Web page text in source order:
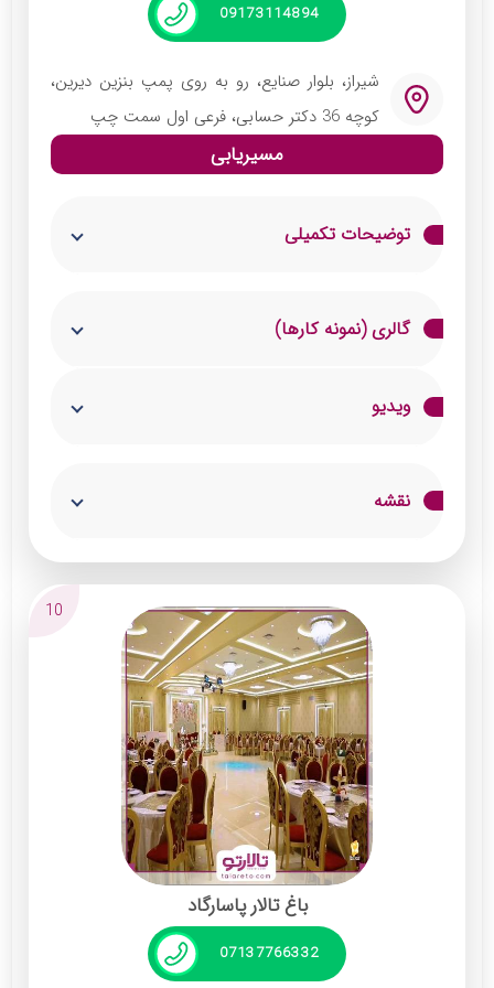
09173114894
شیراز، بلوار صنایع، رو به روی پمپ بنزین دیرین،
کوچه 36 دکتر حسابی، فرعی اول سمت چپ
مسیریابی
توضیحات تکمیلی
برگزاری مراسم عروسی از فضایی زیبا و مناسب با
خدمات متنوعی را مطابق با درخواست و سلیقه
دهد.
نورپردازی حرفه ای
موسیقی زنده
پارکینگ
گالری (نمونه کارها)
ویدیو
نقشه
10
باغ تالار پاسارگاد
07137766332